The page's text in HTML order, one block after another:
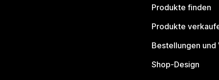
Produkte finden
Produkte
Bestellungen und
Shop-Design